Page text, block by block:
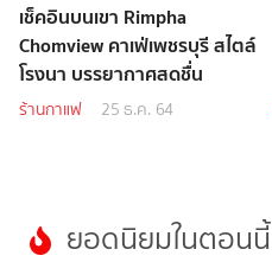
เช็คอินบนเขา Rimpha
Chomview คาเฟ่เพชรบุรี สไตล์
โรงนา บรรยากาศสดชื่น
ร้านกาแฟ 25 ธ.ค. 64
ยอดนิยมในตอนนี้